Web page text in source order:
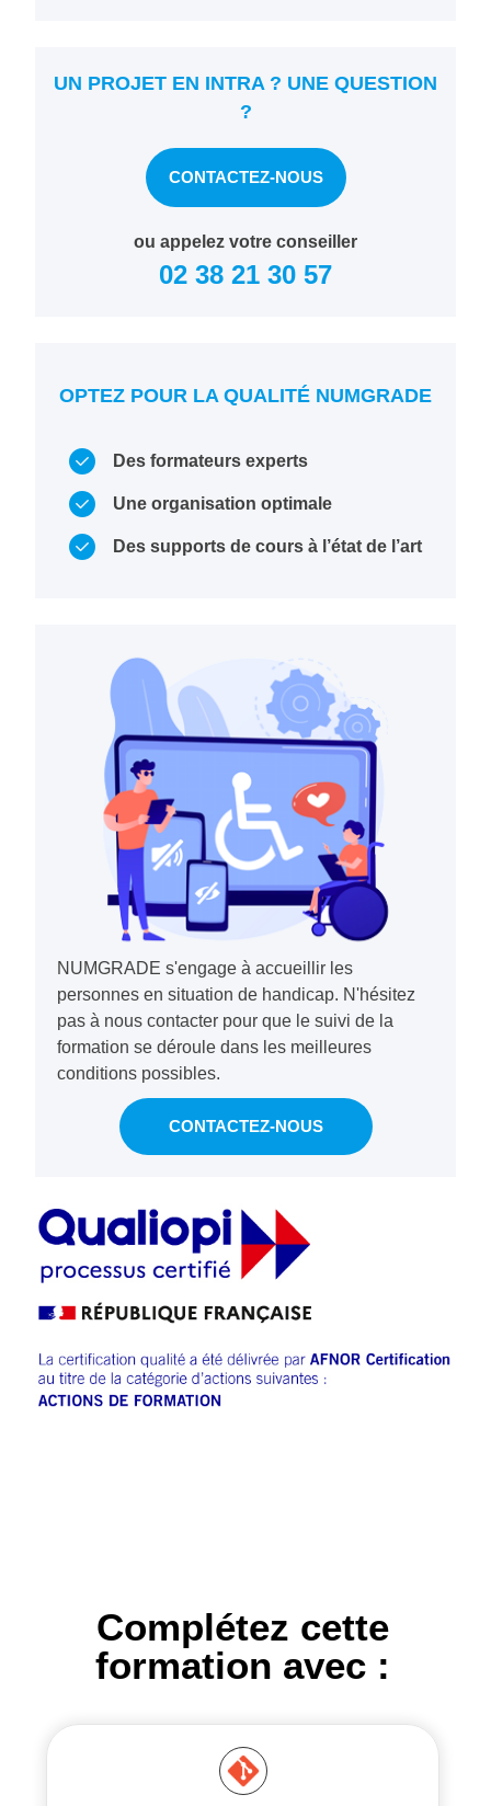
UN PROJET EN INTRA ? UNE QUESTION
?
CONTACTEZ-NOUS
ou appelez votre conseiller
02 38 21 30 57
OPTEZ POUR LA QUALITÉ NUMGRADE
Des formateurs experts
Une organisation optimale
Des supports de cours à l’état de l’art
NUMGRADE s'engage à accueillir les
personnes en situation de handicap. N'hésitez
pas à nous contacter pour que le suivi de la
formation se déroule dans les meilleures
conditions possibles.
CONTACTEZ-NOUS
Complétez cette
formation avec :